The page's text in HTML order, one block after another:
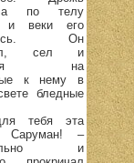
по телу
и веки его
Он
сел и
на
к нему в
бледные
тебя эта
Саруман! –
и